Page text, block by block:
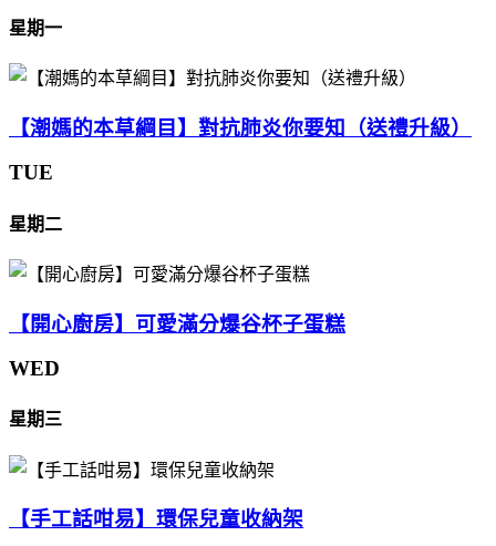
星期一
【潮媽的本草綱目】對抗肺炎你要知（送禮升級）
TUE
星期二
【開心廚房】可愛滿分爆谷杯子蛋糕
WED
星期三
【手工話咁易】環保兒童收納架